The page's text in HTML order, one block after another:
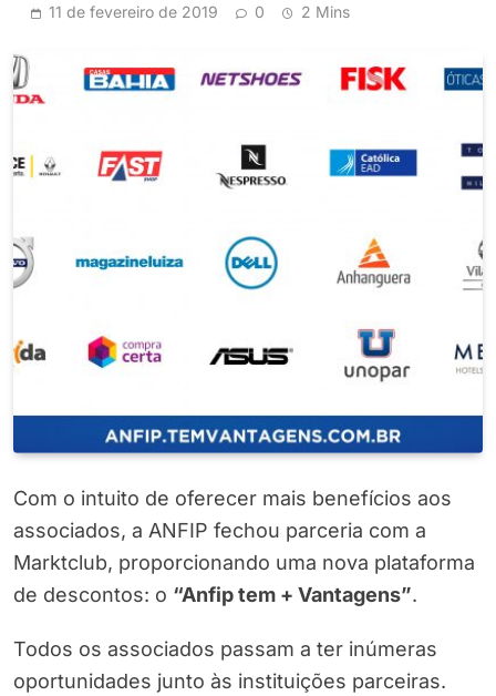
11 de fevereiro de 2019 0 2 Mins
Com o intuito de oferecer mais benefícios aos
associados, a ANFIP fechou parceria com a
Marktclub, proporcionando uma nova plataforma
de descontos: o “Anfip tem + Vantagens”.
Todos os associados passam a ter inúmeras
oportunidades junto às instituições parceiras.